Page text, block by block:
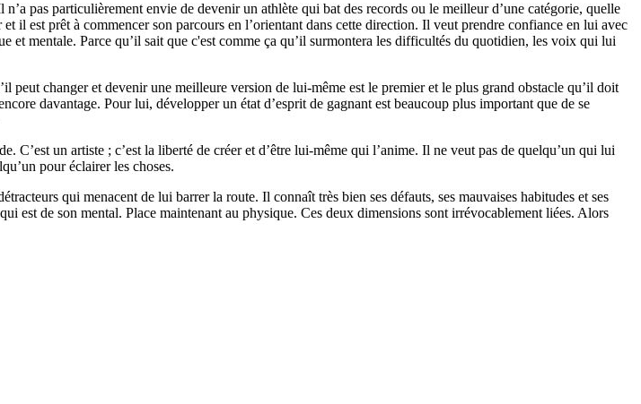
pas particulièrement envie de devenir un athlète qui bat des records ou le meilleur d’une catégorie, quelle
il est prêt à commencer son parcours en l’orientant dans cette direction. Il veut prendre confiance en lui avec
mentale. Parce qu’il sait que c'est comme ça qu’il surmontera les difficultés du quotidien, les voix qui lui
changer et devenir une meilleure version de lui-même est le premier et le plus grand obstacle qu’il doit
davantage. Pour lui, développer un état d’esprit de gagnant est beaucoup plus important que de se
un artiste ; c’est la liberté de créer et d’être lui-même qui l’anime. Il ne veut pas de quelqu’un qui lui
pour éclairer les choses.
qui menacent de lui barrer la route. Il connaît très bien ses défauts, ses mauvaises habitudes et ses
est de son mental. Place maintenant au physique. Ces deux dimensions sont irrévocablement liées. Alors